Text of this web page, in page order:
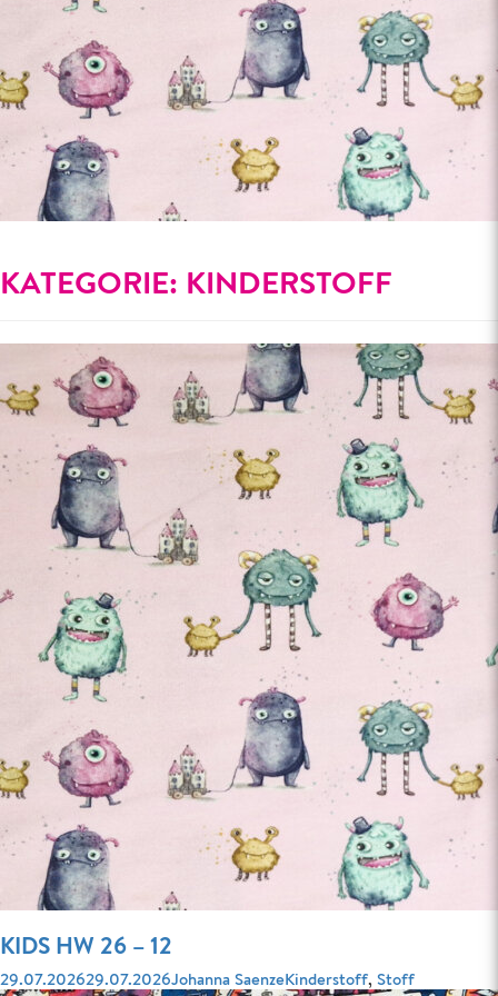
KATEGORIE: KINDERSTOFF
KIDS HW 26 – 12
Veröffentlicht
29.07.202629.07.2026Autor
Johanna SaenzeKategorien
Kinderstoff,Stoff